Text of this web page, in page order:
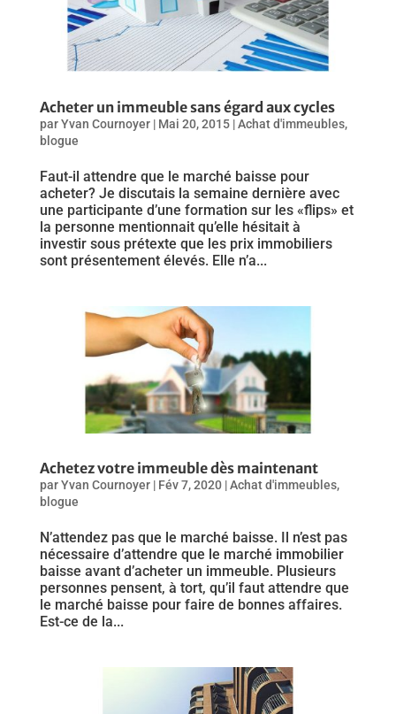
Acheter un immeuble sans égard aux cycles
parYvan Cournoyer| Mai 20, 2015|Achat d'immeubles,
blogue
Faut-il attendre que le marché baisse pour
acheter? Je discutais la semaine dernière avec
une participante d’une formation sur les «flips» et
la personne mentionnait qu’elle hésitait à
investir sous prétexte que les prix immobiliers
sont présentement élevés. Elle n’a...
Achetez votre immeuble dès maintenant
parYvan Cournoyer| Fév 7, 2020|Achat d'immeubles,
blogue
N’attendez pas que le marché baisse. Il n’est pas
nécessaire d’attendre que le marché immobilier
baisse avant d’acheter un immeuble. Plusieurs
personnes pensent, à tort, qu’il faut attendre que
le marché baisse pour faire de bonnes affaires.
Est-ce de la...